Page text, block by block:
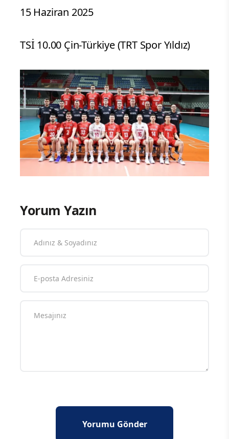
15 Haziran 2025
TSİ 10.00 Çin-Türkiye (TRT Spor Yıldız)
Yorum Yazın